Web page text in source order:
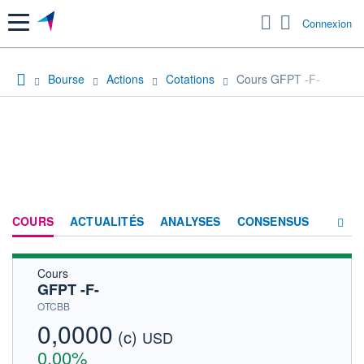
Menu Connexion
Bourse Actions Cotations Cours GFPT -F-
COURS ACTUALITÉS ANALYSES CONSENSUS
Cours
GFPT -F-
OTCBB
0,0000 (c) USD
0,00%